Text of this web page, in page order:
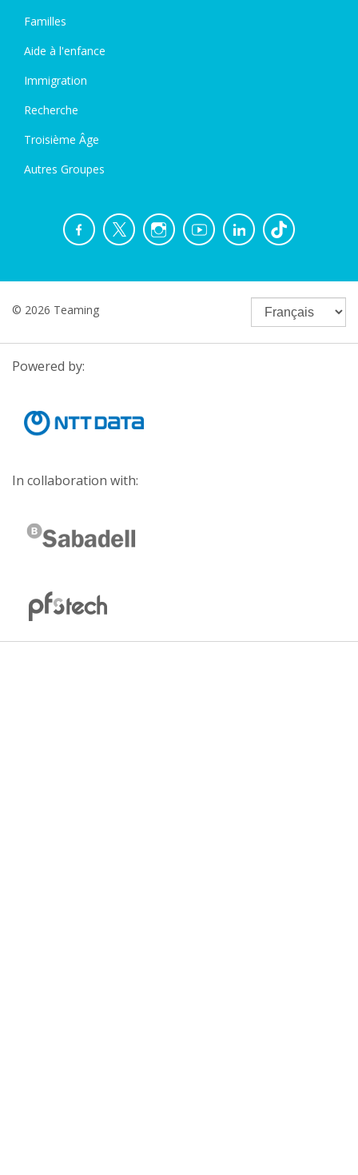
Familles
Aide à l'enfance
Immigration
Recherche
Troisième Âge
Autres Groupes
© 2026 Teaming
Powered by:
In collaboration with: